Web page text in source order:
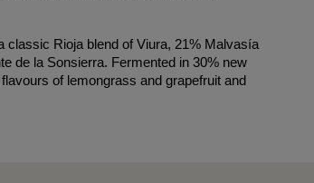
classic Rioja blend of Viura, 21% Malvasía
de la Sonsierra. Fermented in 30% new
of lemongrass and grapefruit and